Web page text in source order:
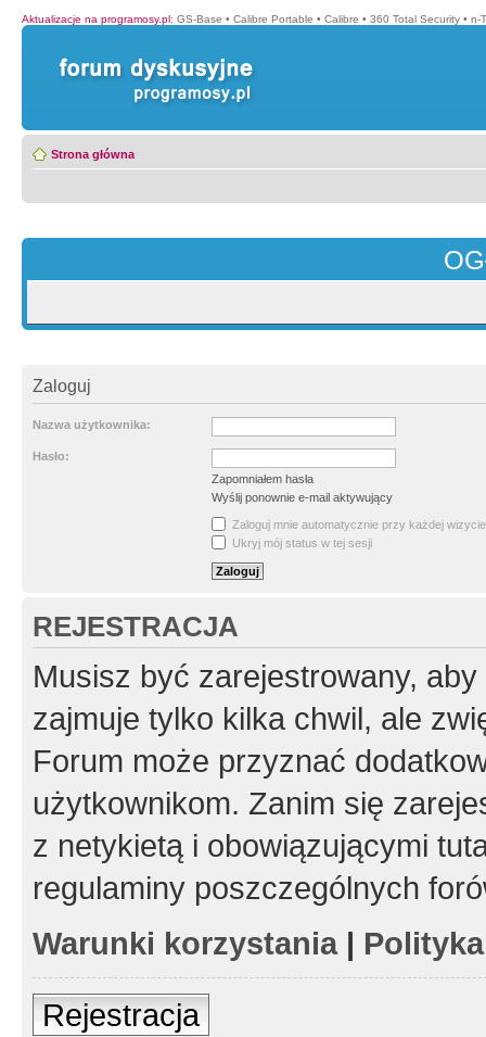
Aktualizacje na programosy.pl: GS-Base • Calibre Portable • Calibre • 360 Total Security • n-
Strona główna
Zaloguj
Nazwa użytkownika:
Hasło:
Zapomniałem hasła
Wyślij ponownie e-mail aktywujący
Zaloguj mnie automatycznie przy każdej wizycie
Ukryj mój status w tej sesji
REJESTRACJA
Musisz być zarejestrowany,
zajmuje tylko kilka chwil, ale
Forum może przyznać
użytkownikom. Zanim się
z netykietą i obowiązującymi
regulaminy poszczególnych
Warunki korzystania|
Rejestracja